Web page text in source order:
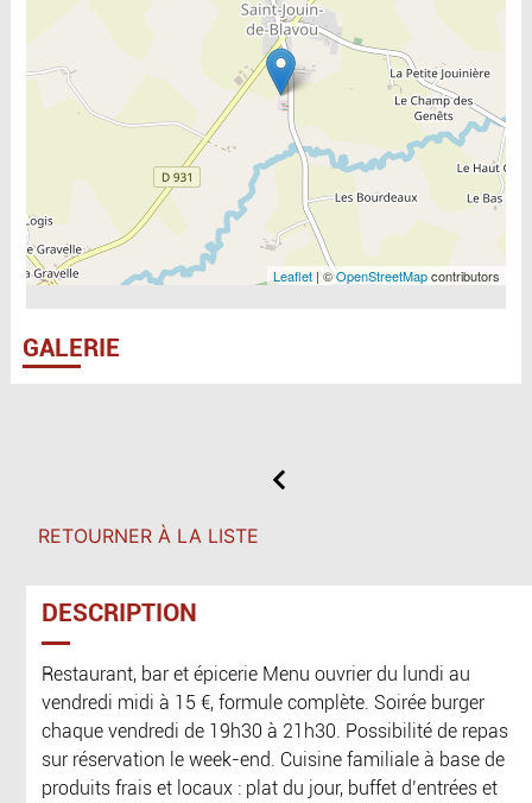
Leaflet | ©OpenStreetMapcontributors
GALERIE
RETOURNER À LA LISTE
DESCRIPTION
Restaurant, bar et épicerie Menu ouvrier du lundi au
vendredi midi à 15 €, formule complète. Soirée burger
chaque vendredi de 19h30 à 21h30. Possibilité de repas
sur réservation le week-end. Cuisine familiale à base de
produits frais et locaux : plat du jour, buffet d’entrées et